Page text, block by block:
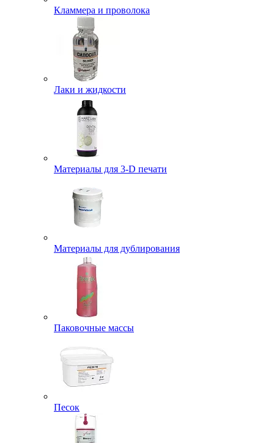
Кламмера и проволока
Лаки и жидкости
Материалы для 3-D печати
Материалы для дублирования
Паковочные массы
Песок